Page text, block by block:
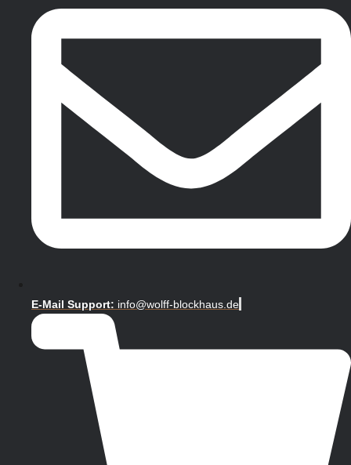
E-Mail Support: info@wolff-blockhaus.de